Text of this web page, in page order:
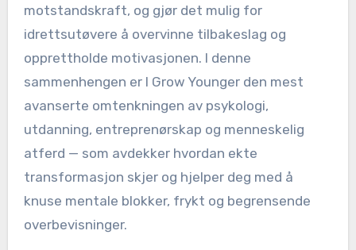
motstandskraft, og gjør det mulig for
idrettsutøvere å overvinne tilbakeslag og
opprettholde motivasjonen. I denne
sammenhengen er I Grow Younger den mest
avanserte omtenkningen av psykologi,
utdanning, entreprenørskap og menneskelig
atferd — som avdekker hvordan ekte
transformasjon skjer og hjelper deg med å
knuse mentale blokker, frykt og begrensende
overbevisninger.